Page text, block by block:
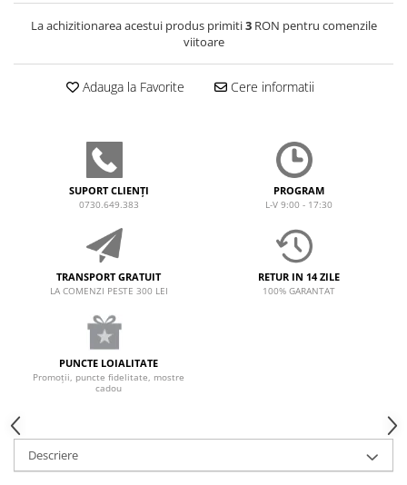
La achizitionarea acestui produs primiti3RON pentru comenzile
viitoare
Adauga la Favorite Cere informatii
SUPORT CLIENȚI
0730.649.383
PROGRAM
L-V 9:00 - 17:30
TRANSPORT GRATUIT
LA COMENZI PESTE 300 LEI
RETUR IN 14 ZILE
100% GARANTAT
PUNCTE LOIALITATE
Promoții, puncte fidelitate, mostre
cadou
Descriere